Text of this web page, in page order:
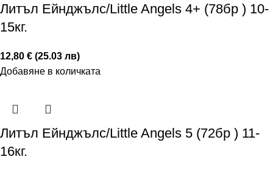
Литъл Ейнджълс/Little Angels 4+ (78бр ) 10-
15кг.
12,80 € (25.03 лв)
Добавяне в количката
Литъл Ейнджълс/Little Angels 5 (72бр ) 11-
16кг.